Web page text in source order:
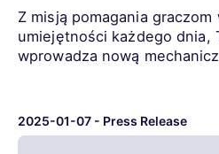
Z misją pomagania
umiejętności każdego dnia,
wprowadza nową
2025-01-07 - Press Release